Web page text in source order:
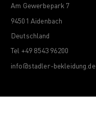
Am Gewerbepark 7
94501 Aidenbach
Deutschland
Tel +49 8543 96200
info@stadler-bekleidung.de